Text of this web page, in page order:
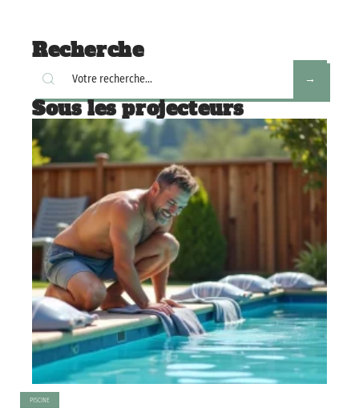
Recherche
Sous les projecteurs
PISCINE